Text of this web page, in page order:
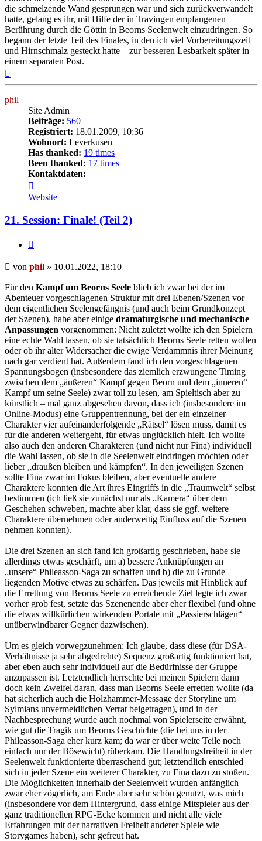
die schmelzende Wand gesprungen war und sich zurückverwandelt
hatte, gelang es ihr, mit Hilfe der in Travingen empfangenen
Berührung durch die Göttin in Beorns Seelenwelt einzudringen. So
begann der letzte Teil des Finales, in den ich viel Vorbereitungszeit
und Hirnschmalz gesteckt hatte – zur besseren Lesbarkeit später in
einem separaten Post.
phil
Site Admin
Beiträge: 560
Registriert: 18.01.2009, 10:36
Wohnort: Leverkusen
Has thanked: 19 times
Been thanked: 17 times
Kontaktdaten:
von
phil
Website
21. Session: Finale! (Teil 2)
Beitrag
von phil » 10.01.2022, 18:10
Für den Kampf um Beorns Seele blieb ich zwar bei der im
Abenteuer vorgeschlagenen Struktur mit drei Ebenen/Szenen vor
dem eigentlichen Seelengefängnis (und auch beim Grundkonzept
der Szenen), habe aber einige dramaturgische und mechanische
Anpassungen vorgenommen: Nicht zuletzt wollte ich den Spielern
eine echte Wahl lassen, ob sie tatsächlich Beorns Seele retten wollen
oder ob ihr alter Widersacher die ewige Verdammnis ihrer Meinung
nach gar verdient hat. Außerdem fand ich den vorgeschlagenen
Spannungsbogen (insbesondere das ziemlich erzwungene Timing
zwischen dem „äußeren“ Kampf gegen Beorn und dem „inneren“
Kampf um seine Seele) zwar toll zu lesen, am Spieltisch aber zu
künstlich – mal ganz abgesehen davon, dass ich (insbesondere im
Online-Modus) eine Gruppentrennung, bei der ein einzelner
Charakter vier aufeinanderfolgende „Rätsel“ lösen muss, damit es
für die anderen weitergeht, für etwas unglücklich hielt. Ich wollte
also auch den anderen Charakteren (und nicht nur Fina) individuell
die Wahl lassen, ob sie in die Seelenwelt eindringen möchten oder
lieber „draußen bleiben und kämpfen“. In den jeweiligen Szenen
sollte Fina zwar im Fokus bleiben, aber eventuelle andere
Charaktere konnten die Art ihres Eingriffs in die „Traumwelt“ selbst
bestimmen (ich ließ sie zunächst nur als „Kamera“ über dem
Geschehen schweben, machte aber klar, dass sie ggf. weitere
Charaktere übernehmen oder anderweitig Einfluss auf die Szenen
nehmen konnten).
Die drei Szenen an sich fand ich großartig geschrieben, habe sie
allerdings etwas geschärft, um a) bessere Anknüpfungen an
„unsere“ Phileasson-Saga zu schaffen und b) die zu Grunde
liegenden Motive etwas zu schärfen. Das jeweils mit Hinblick auf
die Errettung von Beorns Seele zu erreichende Ziel legte ich zwar
vorher grob fest, setzte das Szenenende aber eher flexibel (und ohne
die etwas willkürlichen wirkenden Portale mit „Passierschlägen“
unüberwindbarer Gegner dazwischen).
Um es gleich vorwegzunehmen: Ich glaube, dass diese (für DSA-
Verhältnisse ja sehr abgedrehte) Sequenz großartig funktioniert hat,
aber eben auch sehr individuell auf die Bedürfnisse der Gruppe
anzupassen ist. Letztendlich herrschte bei meinen Spielern dann
doch kein Zweifel daran, dass man Beorns Seele erretten wollte (da
hat sicherlich auch die Holzhammer-Message der Storyline um
Sylmians unvermeidlichen Verrat beigetragen), und in der
Nachbesprechung wurde auch nochmal von Spielerseite erwähnt,
wie gut die Tragik um Beorns Geschichte (die bei uns in der
Phileasson-Saga eher kurz kam; da war er über weite Teile noch
einfach nur der Bösewicht) rüberkam. Die Handlungsfreiheit in der
Seelenwelt funktionierte überraschend gut; letztendlich entschied
sich in jeder Szene ein weiterer Charakter, zu Fina dazu zu stoßen.
Die Möglichkeiten innerhalb der Seelenwelt wurden anfänglich
zwar eher zögerlich, am Ende aber sehr schön genutzt, was mich
(insbesondere vor dem Hintergrund, dass einige Mitspieler aus der
ganz traditionellen RPG-Ecke kommen und nicht alle viele
Erfahrungen mit der narrativen Freiheit anderer Spiele wie
Storygames haben), sehr gefreut hat.